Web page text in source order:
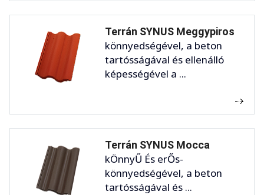
Terrán SYNUS Meggypiros
könnyedségével, a beton
tartósságával és ellenálló
képességével a ...
Terrán SYNUS Mocca
kÖnnyŰ És erŐs-
könnyedségével, a beton
tartósságával és ...